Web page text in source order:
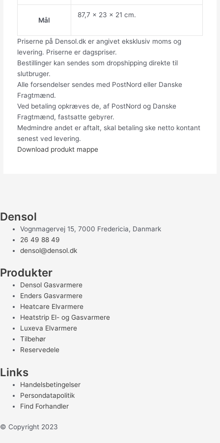
Mål
87,7 x 23 x 21 cm.
Priserne på Densol.dk er angivet eksklusiv moms og
levering. Priserne er dagspriser.
Bestillinger kan sendes som dropshipping direkte til
slutbruger.
Alle forsendelser sendes med PostNord eller Danske
Fragtmænd.
Ved betaling opkræves de, af PostNord og Danske
Fragtmænd, fastsatte gebyrer.
Medmindre andet er aftalt, skal betaling ske netto kontant
senest ved levering.
Download produkt mappe
Densol
Vognmagervej 15, 7000 Fredericia, Danmark
26 49 88 49
densol@densol.dk
Produkter
Densol Gasvarmere
Enders Gasvarmere
Heatcare Elvarmere
Heatstrip El- og Gasvarmere
Luxeva Elvarmere
Tilbehør
Reservedele
Links
Handelsbetingelser
Persondatapolitik
Find Forhandler
© Copyright 2023